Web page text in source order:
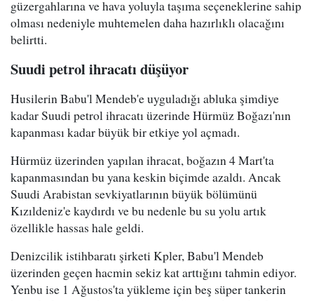
güzergahlarına ve hava yoluyla taşıma seçeneklerine sahip
olması nedeniyle muhtemelen daha hazırlıklı olacağını
belirtti.
Suudi petrol ihracatı düşüyor
Husilerin Babu'l Mendeb'e uyguladığı abluka şimdiye
kadar Suudi petrol ihracatı üzerinde Hürmüz Boğazı'nın
kapanması kadar büyük bir etkiye yol açmadı.
Hürmüz üzerinden yapılan ihracat, boğazın 4 Mart'ta
kapanmasından bu yana keskin biçimde azaldı. Ancak
Suudi Arabistan sevkiyatlarının büyük bölümünü
Kızıldeniz'e kaydırdı ve bu nedenle bu su yolu artık
özellikle hassas hale geldi.
Denizcilik istihbaratı şirketi Kpler, Babu'l Mendeb
üzerinden geçen hacmin sekiz kat arttığını tahmin ediyor.
Yenbu ise 1 Ağustos'ta yükleme için beş süper tankerin